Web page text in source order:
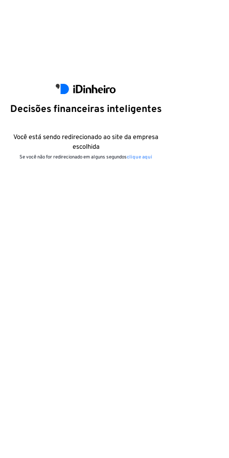
Decisões financeiras inteligentes
Você está sendo redirecionado ao site da empresa
escolhida
Se você não for redirecionado em alguns segundosclique aqui